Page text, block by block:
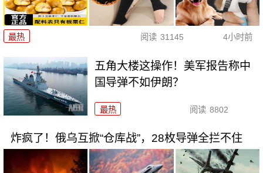
最热 阅读 31145 4小时前
五角大楼这操作！美军报告称中
国导弹不如伊朗？
最热 阅读 8802
炸疯了！俄乌互掀“仓库战”，28枚导弹全拦不住